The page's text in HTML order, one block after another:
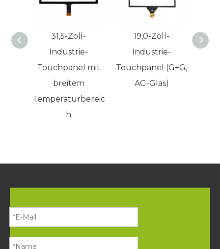
31,5-Zoll-
Industrie-
Touchpanel mit
breitem
Temperaturbereic
h
19,0-Zoll-
Industrie-
Touchpanel (G+G,
AG-Glas)